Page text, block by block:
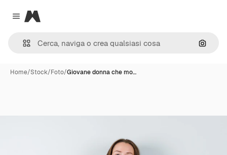
Close menu
Magnific
Cerca
Home/Stock/Foto/Giovane donna che mo…